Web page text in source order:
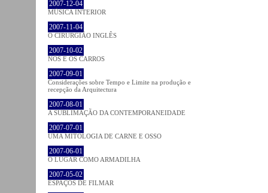
2007-12-04
MÚSICA INTERIOR
2007-11-04
O CIRURGIÃO INGLÊS
2007-10-02
NÓS E OS CARROS
2007-09-01
Considerações sobre Tempo e Limite na produção e
recepção da Arquitectura
2007-08-01
A SUBLIMAÇÃO DA CONTEMPORANEIDADE
2007-07-01
UMA MITOLOGIA DE CARNE E OSSO
2007-06-01
O LUGAR COMO ARMADILHA
2007-05-02
ESPAÇOS DE FILMAR